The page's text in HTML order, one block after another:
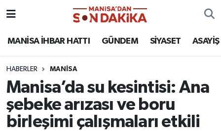
MANİSA İHBAR HATTI GÜNDEM SİYASET ASAYİŞ
HABERLER MANİSA
Manisa’da su kesintisi: Ana
şebeke arızası ve boru
birleşimi çalışmaları etkili
ASAYİŞ
KÜLTÜR-SANAT
MAGAZİN
Hava Durumu
Puan Durumu ve Fikstür
Tüm Manşetler